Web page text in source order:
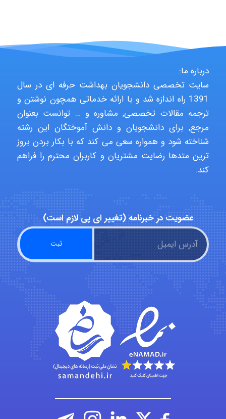
USER124
malekf
abolfazlkoshehe
abolfazlkoshehe
A.balandeh
fatima
Jafar Tym
درباره ما:
سایت تخصصی دانشجویان بهداشت حرفه ای در سال
1391 راه اندازه شد و با ارائه خدماتی همچون نوشتن و
ترجمه مقالات تخصصی, مشاوره و … توانست بعنوان
مرجع, برای دانشجویان و دانش آموختگان این رشته
شناخته شود و همواره سعی می کند که با بکار بردن بروز
ترین متدها رضایت مشتریان و کاربران محترم را فراهم
کند.
عضویت در خبرنامه (تغییر ای پی لازم است)